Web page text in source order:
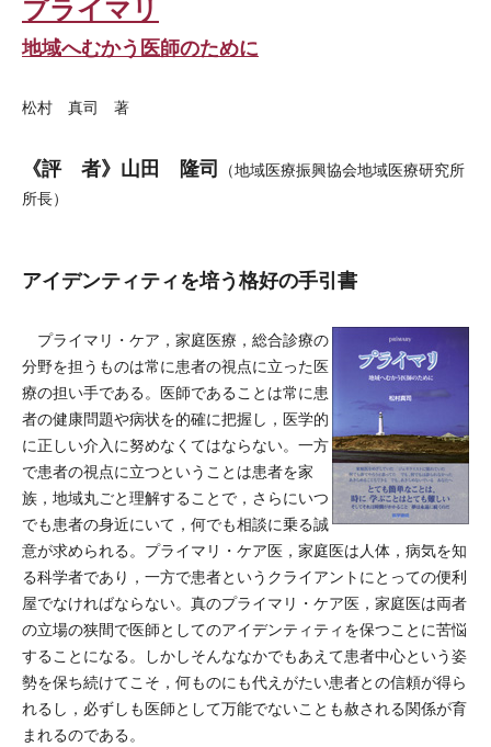
プライマリ
地域へむかう医師のために
松村 真司 著
《評 者》山田 隆司
（地域医療振興協会地域医療研究所
所長）
アイデンティティを培う格好の手引書
プライマリ・ケア，家庭医療，総合診療の
分野を担うものは常に患者の視点に立った医
療の担い手である。医師であることは常に患
者の健康問題や病状を的確に把握し，医学的
に正しい介入に努めなくてはならない。一方
で患者の視点に立つということは患者を家
族，地域丸ごと理解することで，さらにいつ
でも患者の身近にいて，何でも相談に乗る誠
意が求められる。プライマリ・ケア医，家庭医は人体，病気を知
る科学者であり，一方で患者というクライアントにとっての便利
屋でなければならない。真のプライマリ・ケア医，家庭医は両者
の立場の狭間で医師としてのアイデンティティを保つことに苦悩
することになる。しかしそんななかでもあえて患者中心という姿
勢を保ち続けてこそ，何ものにも代えがたい患者との信頼が得ら
れるし，必ずしも医師として万能でないことも赦される関係が育
まれるのである。